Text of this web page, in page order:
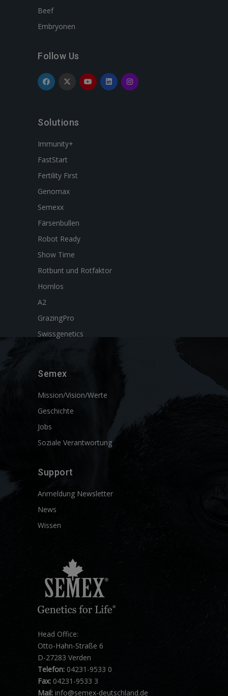
Beef
Embryonen
Follow Us
Solutions
Immunity+
FastStart
Fertility First
Genomax
Semexx
Färsenbullen
Robot Ready
Show Time
Rotbunt und Rotfaktor
Hornlos
A2
GrazingPro
Swissgenetics
Semex
Mission/Vision/Werte
Geschichte
Jobs
Soziale Verantwortung
Support
Anmeldung Newsletter
News
Wissen
Head Office:
Otto-Hahn-Straße 6
D-27283 Verden
Telefon: 04231-9533 0
Fax: 04231-9533 3
Mail: info@semex-deutschland.de